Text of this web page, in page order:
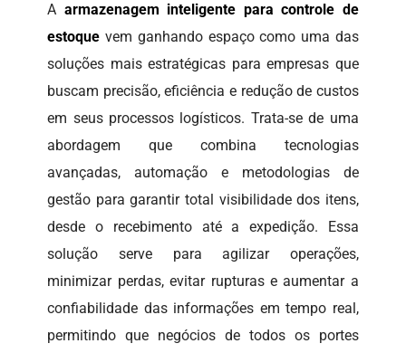
A armazenagem inteligente para controle de
estoque vem ganhando espaço como uma das
soluções mais estratégicas para empresas que
buscam precisão, eficiência e redução de custos
em seus processos logísticos. Trata-se de uma
abordagem que combina tecnologias
avançadas, automação e metodologias de
gestão para garantir total visibilidade dos itens,
desde o recebimento até a expedição. Essa
solução serve para agilizar operações,
minimizar perdas, evitar rupturas e aumentar a
confiabilidade das informações em tempo real,
permitindo que negócios de todos os portes